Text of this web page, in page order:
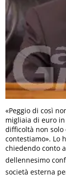
«Peggio di così
migliaia di euro
difficoltà non
contestiamo». Lo
chiedendo conto
dellennesimo
società esterna